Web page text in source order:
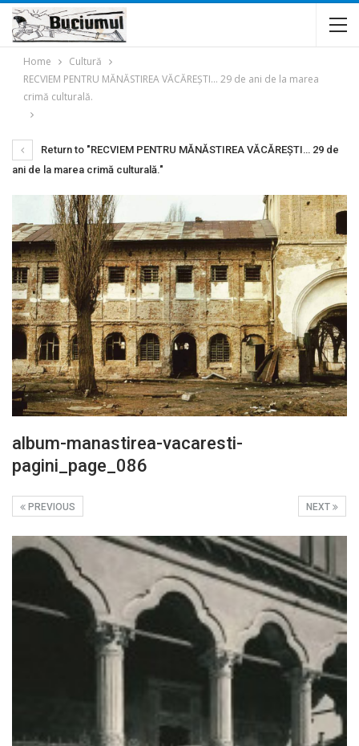
Home
Cultură
RECVIEM PENTRU MĂNĂSTIREA VĂCĂREŞTI… 29 de ani de la marea
crimă culturală.
Return to "RECVIEM PENTRU MĂNĂSTIREA VĂCĂREŞTI… 29 de
ani de la marea crimă culturală."
album-manastirea-vacaresti-
pagini_page_086
NEXT
PREVIOUS